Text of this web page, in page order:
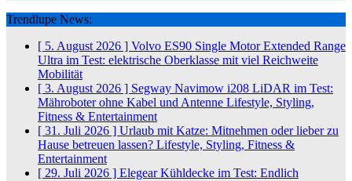
Trendlupe News:
[ 5. August 2026 ] Volvo ES90 Single Motor Extended Range
Ultra im Test: elektrische Oberklasse mit viel Reichweite
Mobilität
[ 3. August 2026 ] Segway Navimow i208 LiDAR im Test:
Mähroboter ohne Kabel und Antenne Lifestyle, Styling,
Fitness & Entertainment
[ 31. Juli 2026 ] Urlaub mit Katze: Mitnehmen oder lieber zu
Hause betreuen lassen? Lifestyle, Styling, Fitness &
Entertainment
[ 29. Juli 2026 ] Elegear Kühldecke im Test: Endlich